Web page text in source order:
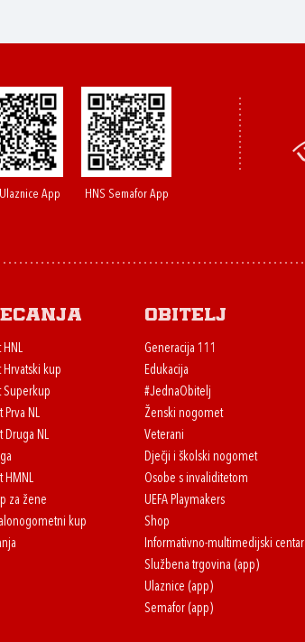
App HNS Semafor App
kup
Superkup
Prva NL
Druga NL
HMNL
za žene
kup
Obitelj
Generacija 111
Edukacija
#JednaObitelj
Ženski nogomet
Veterani
Dječji i školski nogomet
Osobe s invaliditetom
UEFA Playmakers
Shop
Informativno-multimedijski centar
Službena trgovina (app)
Ulaznice (app)
Semafor (app)